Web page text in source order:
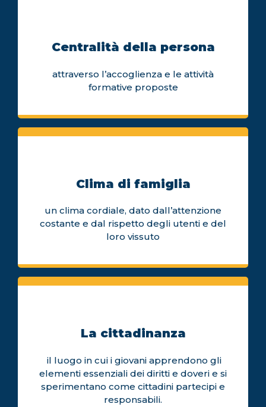
Centralità della persona
attraverso l’accoglienza e le attività
formative proposte
Clima di famiglia
un clima cordiale, dato dall’attenzione
costante e dal rispetto degli utenti e del
loro vissuto
La cittadinanza
il luogo in cui i giovani apprendono gli
elementi essenziali dei diritti e doveri e si
sperimentano come cittadini partecipi e
responsabili.